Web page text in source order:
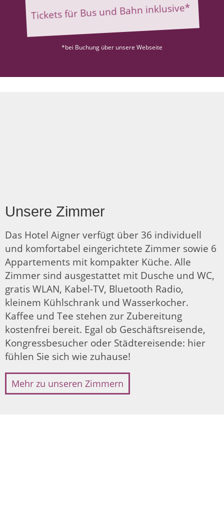
Tickets für Bus und Bahn inklusive*
*bei Buchung über unsere Webseite
Unsere Zimmer
Das Hotel Aigner verfügt über 36 individuell
und komfortabel eingerichtete Zimmer sowie 6
Appartements mit kompakter Küche. Alle
Zimmer sind ausgestattet mit Dusche und WC,
gratis WLAN, Kabel-TV, Bluetooth Radio,
kleinem Kühlschrank und Wasserkocher.
Kaffee und Tee stehen zur Zubereitung
kostenfrei bereit. Egal ob Geschäftsreisende,
Kongressbesucher oder Städtereisende: hier
fühlen Sie sich wie zuhause!
Mehr zu unseren Zimmern